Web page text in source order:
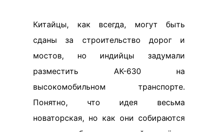
Китайцы, как всегда, могут быть
сданы за строительство дорог и
мостов, но индийцы задумали
разместить АК-630 на
высокомобильном транспорте.
Понятно, что идея весьма
новаторская, но как они собираются